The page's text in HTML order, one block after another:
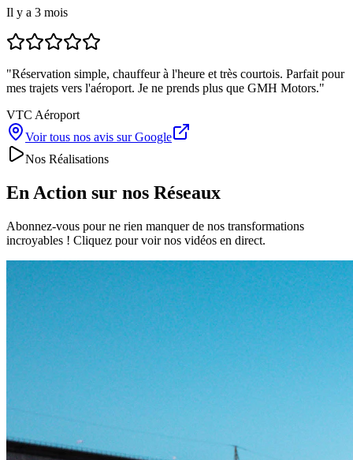
Il y a 3 mois
"Réservation simple, chauffeur à l'heure et très courtois. Parfait pour
mes trajets vers l'aéroport. Je ne prends plus que GMH Motors."
VTC Aéroport
Voir tous nos avis sur Google
Nos Réalisations
En Action sur nos Réseaux
Abonnez-vous pour ne rien manquer de nos transformations
incroyables ! Cliquez pour voir nos vidéos en direct.